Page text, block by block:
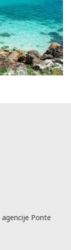
agencije Ponte